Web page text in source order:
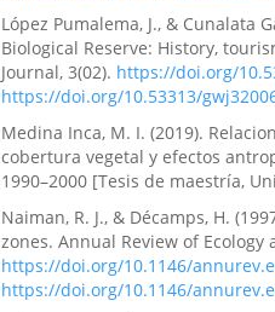
López Pumalema, J., & Cunalata
Biological Reserve: History,
Journal, 3(02). https://doi.org/
https://doi.org/10.53313/
Medina Inca, M. I. (2019).
cobertura vegetal y efectos
1990–2000 [Tesis de maestría,
Naiman, R. J., & Décamps, H.
zones. Annual Review of Ecology
https://doi.org/10.1146/
https://doi.org/10.1146/